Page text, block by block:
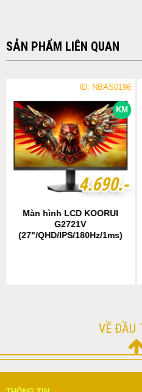
SẢN PHẨM LIÊN QUAN
KM
ID: NBAS0196
4.690.-
4.690.-
Màn hình LCD KOORUI
G2721V
(27"/QHD/IPS/180Hz/1ms)
VỀ ĐẦU